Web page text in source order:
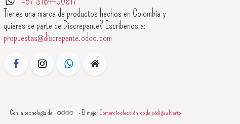
Tienes una marca de productos hechos en Colombia y
quieres se parte de Discrepante? Escríbenos a:
propuestas@discrepante.odoo.com
Con la tecnología de - El mejorComercio electrónico de código abierto